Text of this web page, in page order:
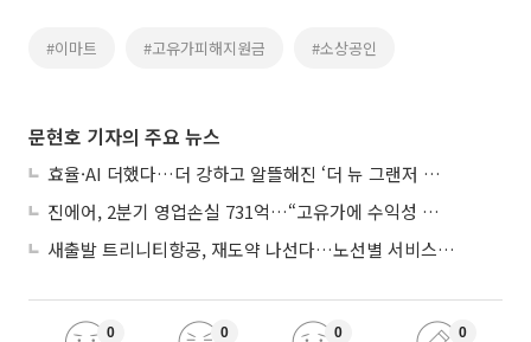
#이마트 #고유가피해지원금 #소상공인
문현호 기자의 주요 뉴스
효율·AI 더했다…더 강하고 알뜰해진 ‘더 뉴 그랜저 하이브리드’
진에어, 2분기 영업손실 731억…“고유가에 수익성 악화”
새출발 트리니티항공, 재도약 나선다…노선별 서비스 차별화
0 0 0 0